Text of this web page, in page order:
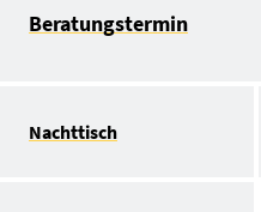
Beratungstermin
Nachttisch